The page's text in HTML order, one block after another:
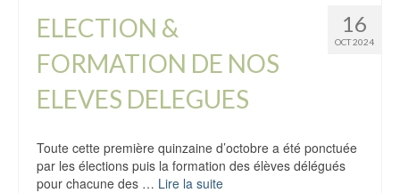
16
OCT 2024
ELECTION &
FORMATION DE NOS
ELEVES DELEGUES
Toute cette première quinzaine d’octobre a été ponctuée
par les élections puis la formation des élèves délégués
pour chacune des … Lire la suite